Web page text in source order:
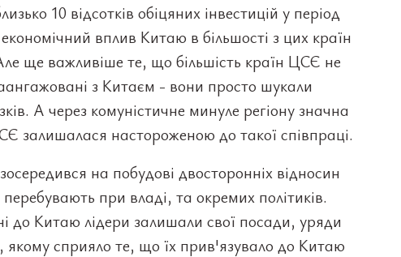
10 відсотків обіцяних інвестицій у період
вплив Китаю в більшості з цих країн
ще важливіше те, що більшість країн ЦСЄ не
з Китаєм - вони просто шукали
А через комуністичне минуле регіону значна
залишалася настороженою до такої співпраці.
на побудові двосторонніх відносин
перебувають при владі, та окремих політиків.
до Китаю лідери залишали свої посади, уряди
якому сприяло те, що їх прив'язувало до Китаю